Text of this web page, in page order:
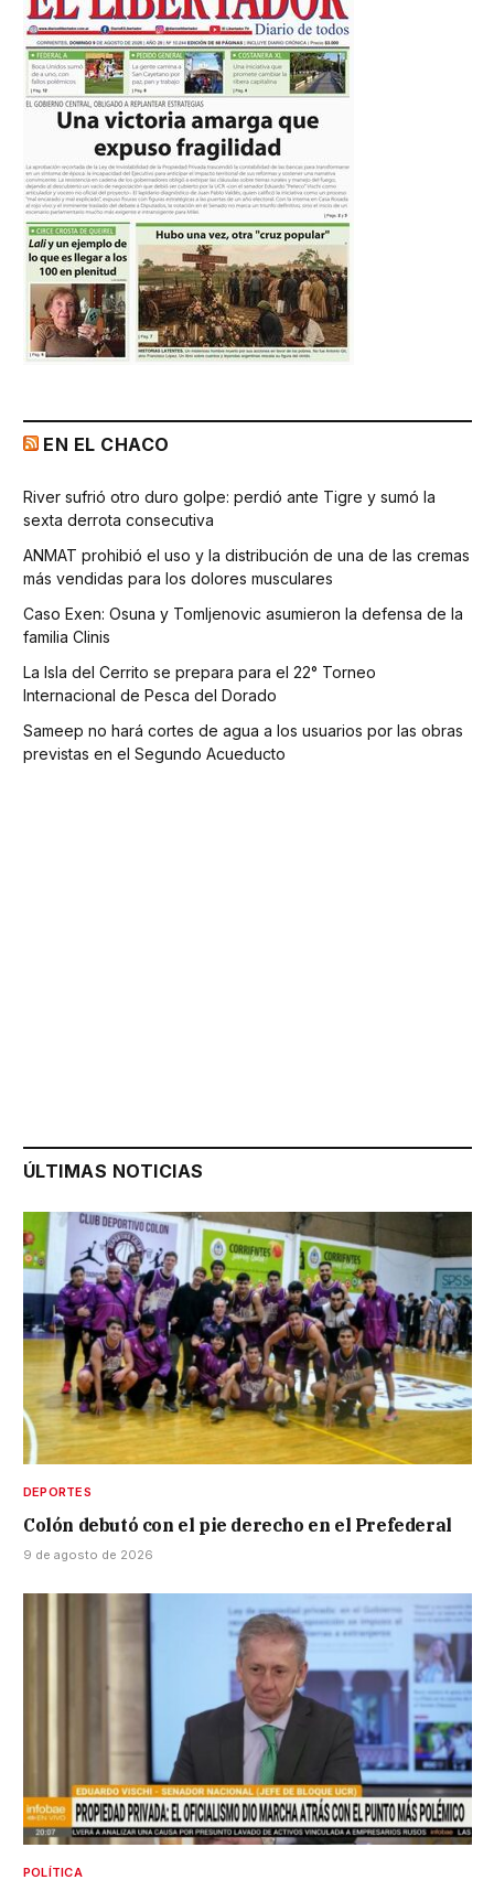
EN EL CHACO
River sufrió otro duro golpe: perdió ante Tigre y sumó la
sexta derrota consecutiva
ANMAT prohibió el uso y la distribución de una de las cremas
más vendidas para los dolores musculares
Caso Exen: Osuna y Tomljenovic asumieron la defensa de la
familia Clinis
La Isla del Cerrito se prepara para el 22° Torneo
Internacional de Pesca del Dorado
Sameep no hará cortes de agua a los usuarios por las obras
previstas en el Segundo Acueducto
ÚLTIMAS NOTICIAS
DEPORTES
Colón debutó con el pie derecho en el Prefederal
9 de agosto de 2026
POLÍTICA